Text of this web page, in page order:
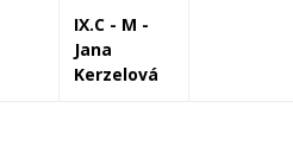
IX.C - M -
Jana
Kerzelová